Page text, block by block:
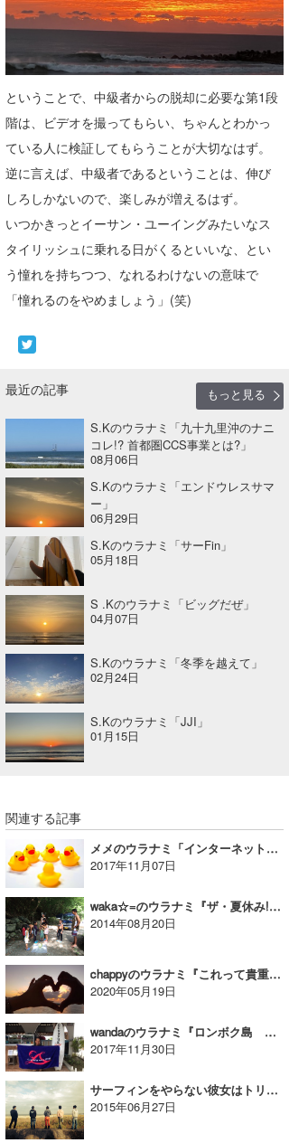
ということで、中級者からの脱却に必要な第1段
階は、ビデオを撮ってもらい、ちゃんとわかっ
ている人に検証してもらうことが大切なはず。
逆に言えば、中級者であるということは、伸び
しろしかないので、楽しみが増えるはず。
いつかきっとイーサン・ユーイングみたいなス
タイリッシュに乗れる日がくるといいな、とい
う憧れを持ちつつ、なれるわけないの意味で
「憧れるのをやめましょう」(笑)
最近の記事
もっと見る
S.Kのウラナミ「九十九里沖のナニ
コレ!? 首都圏CCS事業とは?」
08月06日
S.Kのウラナミ「エンドウレスサマ
ー」
06月29日
S.Kのウラナミ「サーFin」
05月18日
S .Kのウラナミ「ビッグだぜ」
04月07日
S.Kのウラナミ「冬季を越えて」
02月24日
S.Kのウラナミ「JJI」
01月15日
関連する記事
メメのウラナミ「インターネット原理」
2017年11月07日
waka☆=のウラナミ『ザ・夏休み!!』
2014年08月20日
chappyのウラナミ『これって貴重じゃない？』
2020年05月19日
wandaのウラナミ『ロンボク島 サーフトリップのススメ』
2017年11月30日
サーフィンをやらない彼女はトリップに連れてってはいけない｜MINのウラナミVol.280
2015年06月27日